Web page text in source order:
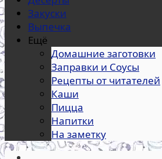
Закуски
Выпечка
Ещё
Домашние заготовки
Заправки и Соусы
Рецепты от читателей
Каши
Пицца
Напитки
На заметку